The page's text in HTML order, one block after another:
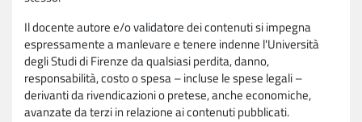
Il docente autore e/o validatore dei contenuti si impegna
espressamente a manlevare e tenere indenne l'Università
degli Studi di Firenze da qualsiasi perdita, danno,
responsabilità, costo o spesa – incluse le spese legali –
derivanti da rivendicazioni o pretese, anche economiche,
avanzate da terzi in relazione ai contenuti pubblicati.